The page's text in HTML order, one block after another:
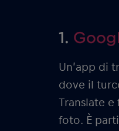
1.
Un’app di
dove il
Translate
foto. È